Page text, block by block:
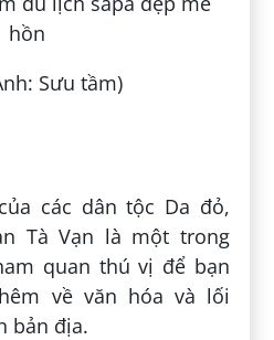
Sưu tầm)
các dân tộc Da đỏ,
Tà Vạn là một trong
quan thú vị để bạn
về văn hóa và lối
bản địa.